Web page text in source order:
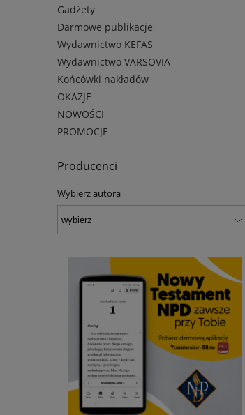
Gadżety
Darmowe publikacje
Wydawnictwo KEFAS
Wydawnictwo VARSOVIA
Końcówki nakładów
OKAZJE
NOWOŚCI
PROMOCJE
Producenci
Wybierz autora